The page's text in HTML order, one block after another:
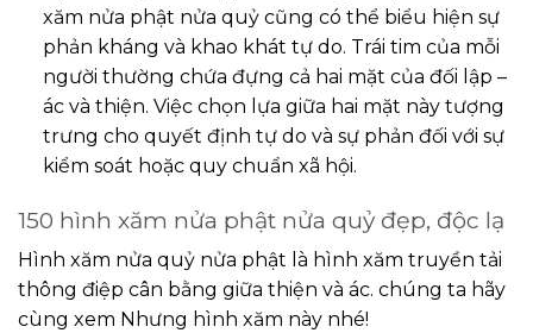
xăm nửa phật nửa quỷ cũng có thể biểu hiện sự
phản kháng và khao khát tự do. Trái tim của mỗi
người thường chứa đựng cả hai mặt của đối lập –
ác và thiện. Việc chọn lựa giữa hai mặt này tượng
trưng cho quyết định tự do và sự phản đối với sự
kiểm soát hoặc quy chuẩn xã hội.
150 hình xăm nửa phật nửa quỷ đẹp, độc lạ
Hình xăm nửa quỷ nửa phật là hình xăm truyền tải
thông điệp cân bằng giữa thiện và ác. chúng ta hãy
cùng xem Nhưng hình xăm này nhé!